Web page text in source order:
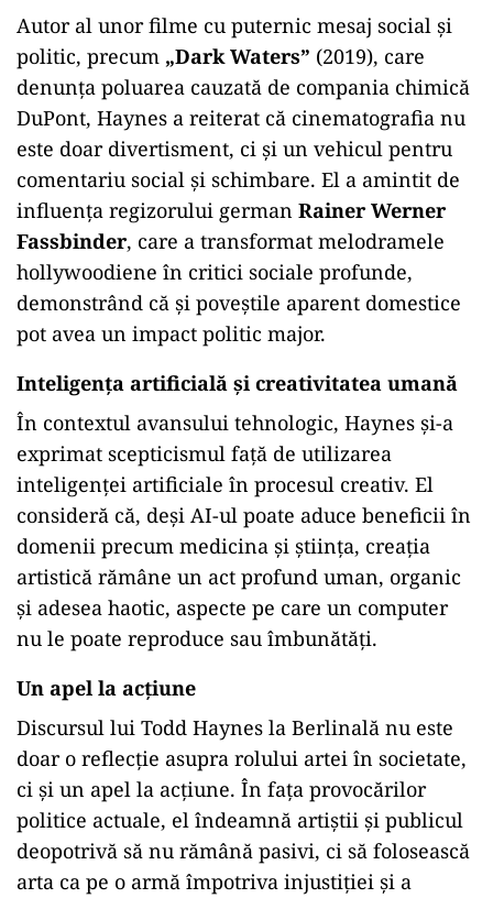
Autor al unor filme cu puternic mesaj social și
politic, precum „Dark Waters” (2019), care
denunța poluarea cauzată de compania chimică
DuPont, Haynes a reiterat că cinematografia nu
este doar divertisment, ci și un vehicul pentru
comentariu social și schimbare. El a amintit de
influența regizorului german Rainer Werner
Fassbinder, care a transformat melodramele
hollywoodiene în critici sociale profunde,
demonstrând că și poveștile aparent domestice
pot avea un impact politic major.
Inteligența artificială și creativitatea umană
În contextul avansului tehnologic, Haynes și-a
exprimat scepticismul față de utilizarea
inteligenței artificiale în procesul creativ. El
consideră că, deși AI-ul poate aduce beneficii în
domenii precum medicina și știința, creația
artistică rămâne un act profund uman, organic
și adesea haotic, aspecte pe care un computer
nu le poate reproduce sau îmbunătăți.
Un apel la acțiune
Discursul lui Todd Haynes la Berlinală nu este
doar o reflecție asupra rolului artei în societate,
ci și un apel la acțiune. În fața provocărilor
politice actuale, el îndeamnă artiștii și publicul
deopotrivă să nu rămână pasivi, ci să folosească
arta ca pe o armă împotriva injustiției și a